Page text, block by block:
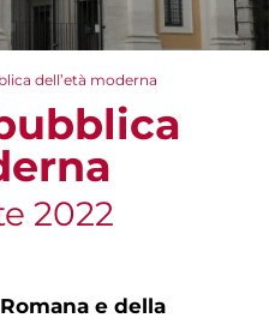
dell’età moderna
2022
e della